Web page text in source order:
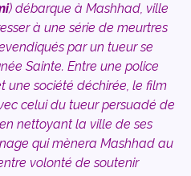
) débarque à Mashhad, ville
à une série de meurtres
par un tueur se
Sainte. Entre une police
une société déchirée, le film
celui du tueur persuadé de
nettoyant la ville de ses
qui mènera Mashhad au
volonté de soutenir